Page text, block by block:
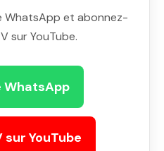
WhatsApp et abonnez-
sur YouTube.
WhatsApp
sur YouTube